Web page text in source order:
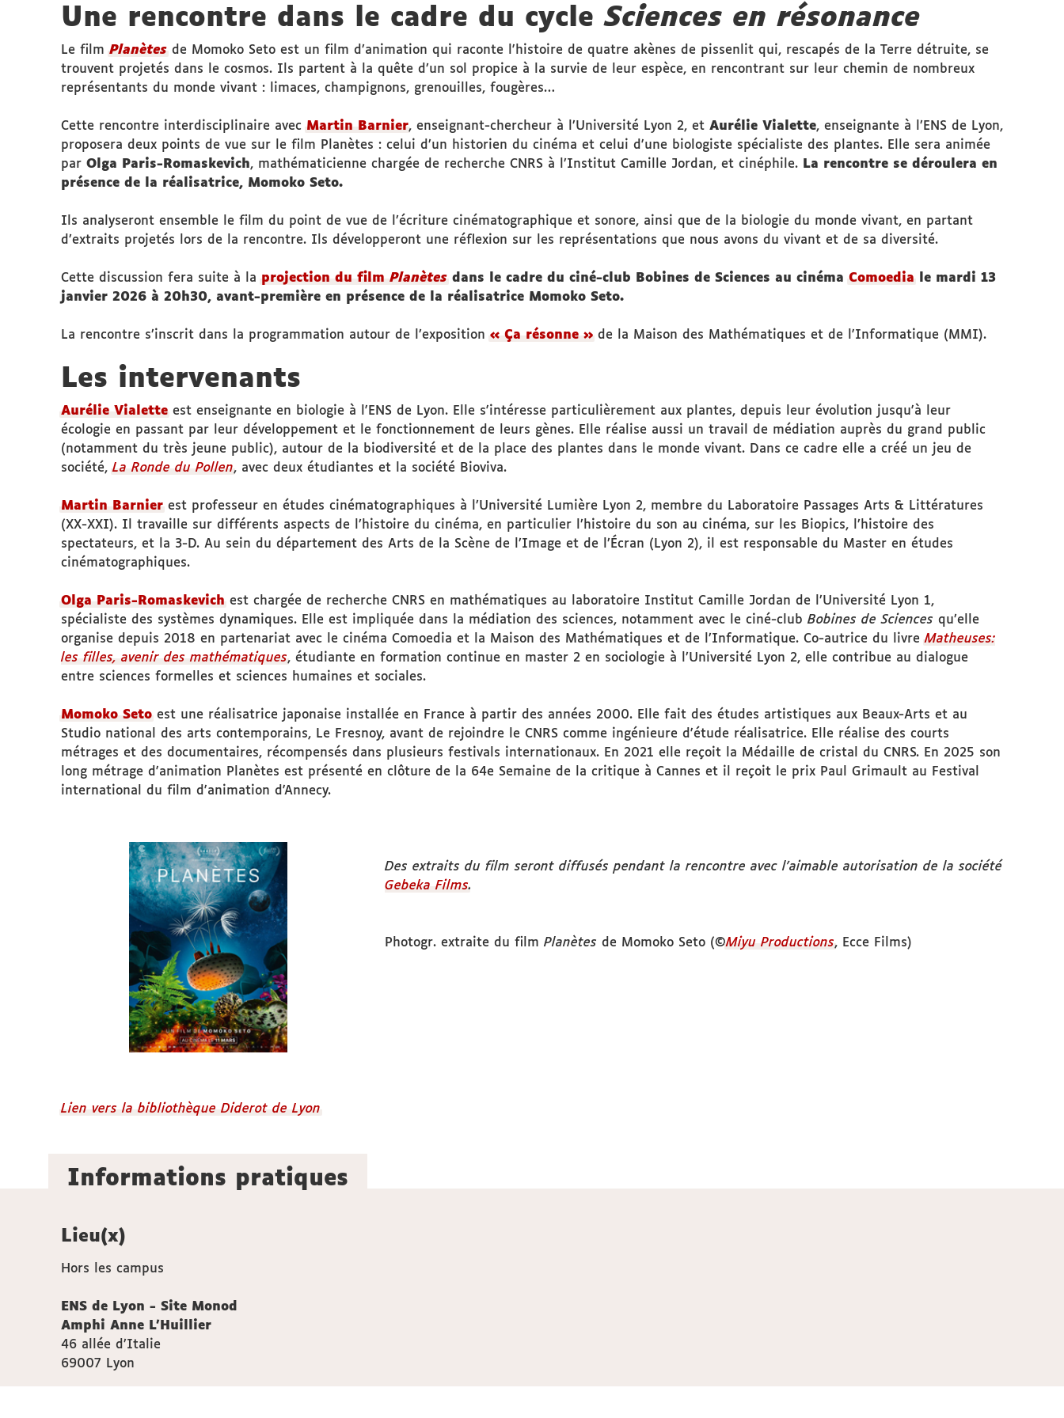
Une rencontre dans le cadre du cycleSciences en résonance
Le film Planètes de Momoko Seto est un film d’animation qui raconte l'histoire de quatre akènes de pissenlit qui, rescapés de la Terre détruite, se
trouvent projetés dans le cosmos. Ils partent à la quête d’un sol propice à la survie de leur espèce, en rencontrant sur leur chemin de nombreux
représentants du monde vivant : limaces, champignons, grenouilles, fougères…
Cette rencontre interdisciplinaire avec Martin Barnier, enseignant-chercheur à l’Université Lyon 2, et Aurélie Vialette, enseignante à l’ENS de Lyon,
proposera deux points de vue sur le film Planètes : celui d’un historien du cinéma et celui d'une biologiste spécialiste des plantes. Elle sera animée
par Olga Paris-Romaskevich, mathématicienne chargée de recherche CNRS à l’Institut Camille Jordan, et cinéphile. La rencontre se déroulera en
présence de la réalisatrice, Momoko Seto.
Ils analyseront ensemble le film du point de vue de l’écriture cinématographique et sonore, ainsi que de la biologie du monde vivant, en partant
d’extraits projetés lors de la rencontre. Ils développeront une réflexion sur les représentations que nous avons du vivant et de sa diversité.
Cette discussion fera suite à la projection du film Planètes dans le cadre du ciné-club Bobines de Sciences au cinéma Comoedia le mardi 13
janvier 2026 à 20h30, avant-première en présence de la réalisatrice Momoko Seto.
La rencontre s’inscrit dans la programmation autour de l’exposition « Ça résonne » de la Maison des Mathématiques et de l'Informatique (MMI).
Les intervenants
Aurélie Vialette est enseignante en biologie à l'ENS de Lyon. Elle s'intéresse particulièrement aux plantes, depuis leur évolution jusqu'à leur
écologie en passant par leur développement et le fonctionnement de leurs gènes. Elle réalise aussi un travail de médiation auprès du grand public
(notamment du très jeune public), autour de la biodiversité et de la place des plantes dans le monde vivant. Dans ce cadre elle a créé un jeu de
société,La Ronde du Pollen, avec deux étudiantes et la société Bioviva.
Martin Barnier est professeur en études cinématographiques à l’Université Lumière Lyon 2, membre du Laboratoire Passages Arts & Littératures
(XX-XXI). Il travaille sur différents aspects de l’histoire du cinéma, en particulier l’histoire du son au cinéma, sur les Biopics, l’histoire des
spectateurs, et la 3-D. Au sein du département des Arts de la Scène de l’Image et de l’Écran (Lyon 2), il est responsable du Master en études
cinématographiques.
Olga Paris-Romaskevich est chargée de recherche CNRS en mathématiques au laboratoire Institut Camille Jordan de l’Université Lyon 1,
spécialiste des systèmes dynamiques. Elle est impliquée dans la médiation des sciences, notamment avec le ciné-club Bobines de Sciences qu’elle
organise depuis 2018 en partenariat avec le cinéma Comoedia et la Maison des Mathématiques et de l’Informatique. Co-autrice du livreMatheuses:
les filles, avenir des mathématiques, étudiante en formation continue en master 2 en sociologie à l’Université Lyon 2, elle contribue au dialogue
entre sciences formelles et sciences humaines et sociales.
Momoko Seto est une réalisatrice japonaise installée en France à partir des années 2000. Elle fait des études artistiques aux Beaux-Arts et au
Studio national des arts contemporains, Le Fresnoy, avant de rejoindre le CNRS comme ingénieure d'étude réalisatrice. Elle réalise des courts
métrages et des documentaires, récompensés dans plusieurs festivals internationaux. En 2021 elle reçoit la Médaille de cristal du CNRS. En 2025 son
long métrage d'animation Planètes est présenté en clôture de la 64e Semaine de la critique à Cannes et il reçoit le prix Paul Grimault au Festival
international du film d'animation d'Annecy.
Des extraits du film seront diffusés pendant la rencontre avec l'aimable autorisation de la société
Gebeka Films.
Photogr. extraite du film Planètes de Momoko Seto (©Miyu Productions, Ecce Films)
Lien vers la bibliothèque Diderot de Lyon
Informations pratiques
Lieu(x)
Hors les campus
ENS de Lyon - Site Monod
Amphi Anne L'Huillier
46 allée d’Italie
69007 Lyon